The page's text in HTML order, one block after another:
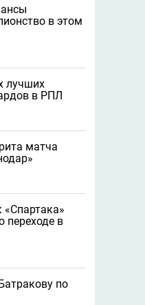
в этом
лучших
в РПЛ
матча
переходе в
по